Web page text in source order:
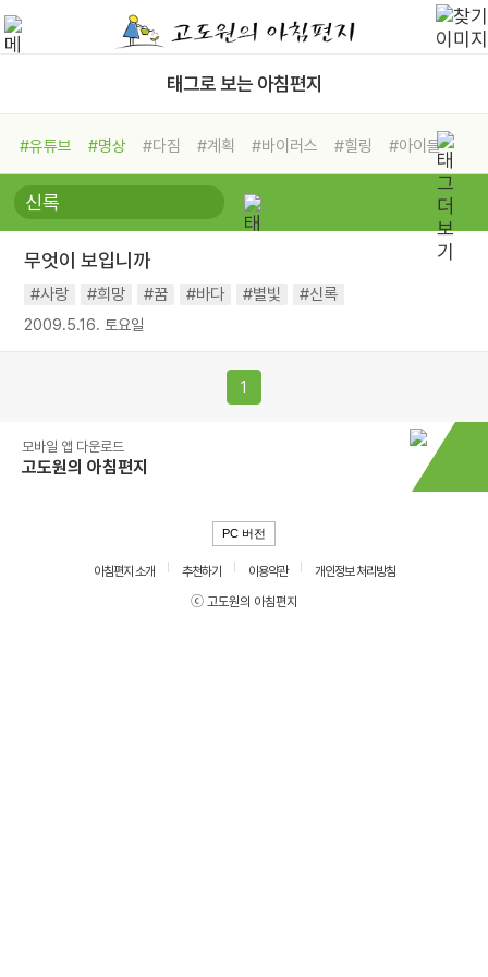
태그로 보는 아침편지
#유튜브 #명상 #다짐 #계획 #바이러스 #힐링
#아이들
#비전캠프
#독서캠프 #삶
#희망
#나눔 #친구 #링컨학교
#독서
#건강 #면역력
무엇이 보입니까
#사랑 #희망 #꿈 #바다 #별빛 #신록
2009.5.16. 토요일
1
모바일 앱 다운로드
고도원의 아침편지
PC 버전
아침편지 소개 추천하기 이용약관
개인정보 처리방침
ⓒ 고도원의 아침편지